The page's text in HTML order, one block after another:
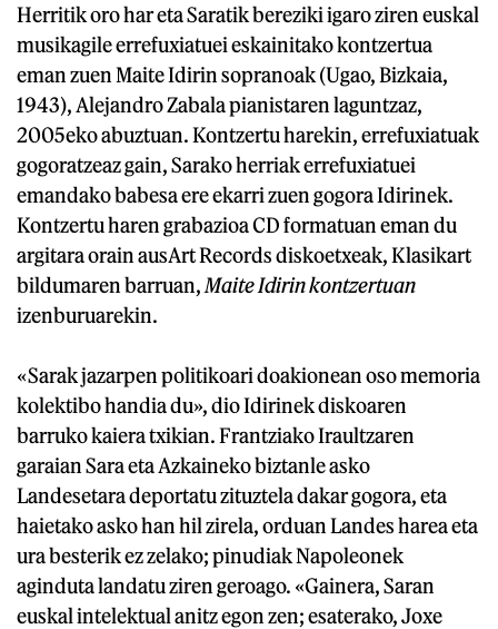
Herritik oro har eta Saratik bereziki igaro ziren euskal
musikagile errefuxiatuei eskainitako kontzertua
eman zuen Maite Idirin sopranoak (Ugao, Bizkaia,
1943), Alejandro Zabala pianistaren laguntzaz,
2005eko abuztuan. Kontzertu harekin, errefuxiatuak
gogoratzeaz gain, Sarako herriak errefuxiatuei
emandako babesa ere ekarri zuen gogora Idirinek.
Kontzertu haren grabazioa CD formatuan eman du
argitara orain ausArt Records diskoetxeak, Klasikart
bildumaren barruan, Maite Idirin kontzertuan
izenburuarekin.
«Sarak jazarpen politikoari doakionean oso memoria
kolektibo handia du», dio Idirinek diskoaren
barruko kaiera txikian. Frantziako Iraultzaren
garaian Sara eta Azkaineko biztanle asko
Landesetara deportatu zituztela dakar gogora, eta
haietako asko han hil zirela, orduan Landes harea eta
ura besterik ez zelako; pinudiak Napoleonek
aginduta landatu ziren geroago. «Gainera, Saran
euskal intelektual anitz egon zen; esaterako, Joxe